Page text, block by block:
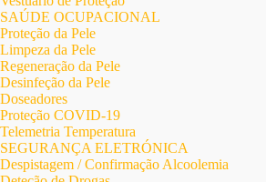
SAÚDE OCUPACIONAL
Proteção da Pele
Limpeza da Pele
Regeneração da Pele
Desinfeção da Pele
Doseadores
Proteção COVID-19
Telemetria Temperatura
SEGURANÇA ELETRÓNICA
Despistagem / Confirmação Alcoolemia